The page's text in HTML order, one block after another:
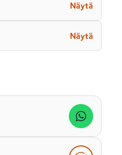
Näytä
Näytä